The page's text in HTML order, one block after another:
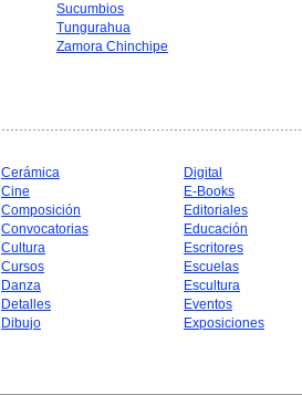
Sucumbios
Tungurahua
Zamora Chinchipe
Cerámica
Cine
Composición
Convocatorias
Cultura
Cursos
Danza
Detalles
Dibujo
Digital
E-Books
Editoriales
Educación
Escritores
Escuelas
Escultura
Eventos
Exposiciones